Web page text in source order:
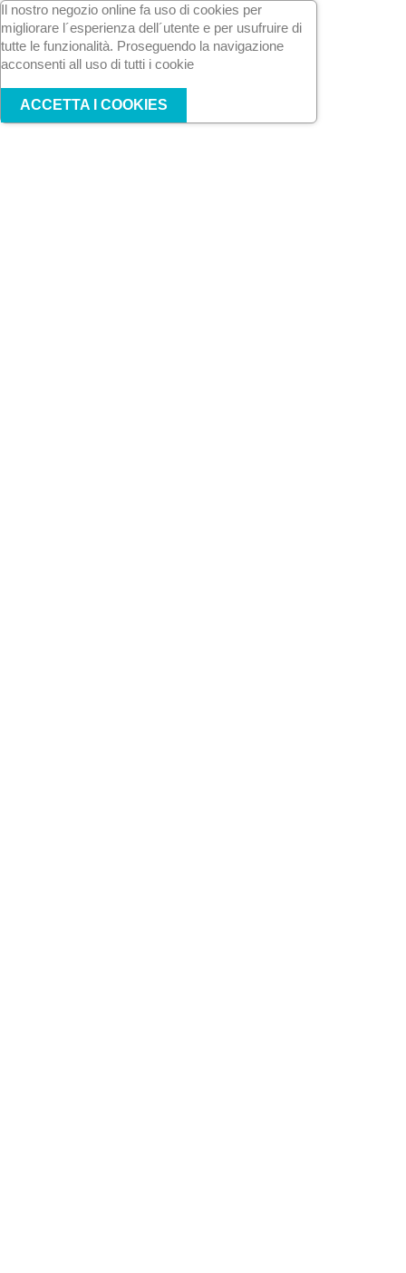
Il nostro negozio online fa uso di cookies per
migliorare l´esperienza dell´utente e per usufruire di
tutte le funzionalità. Proseguendo la navigazione
acconsenti all uso di tutti i cookie
ACCETTA I COOKIES